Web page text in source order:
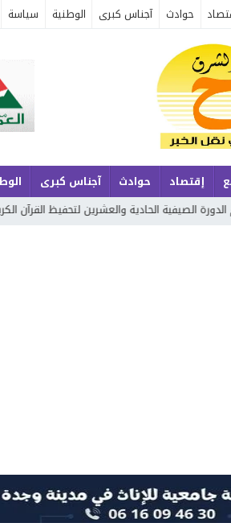
حوادث آجناس كبرى الوطنية سياسة
إقتصاد حوادث آجناس كبرى
الحادية والعشرين لتحفيظ القرآن الكريم بإقليم